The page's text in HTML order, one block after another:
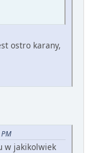
ostro karany,
w jakikolwiek